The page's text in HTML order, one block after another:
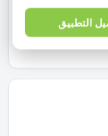
التطبيق